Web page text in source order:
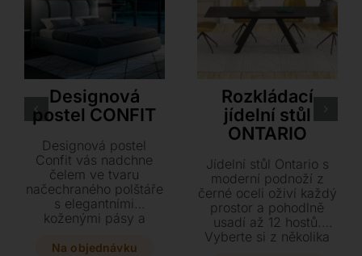
Designová
postel CONFIT
Designová postel
Confit vás nadchne
čelem ve tvaru
načechraného polštáře
s elegantními
koženými pásy a
dle vašeho výběru.
Na objednávku
Rozkládací
jídelní stůl
ONTARIO
Jídelní stůl Ontario s
moderní podnoží z
černé oceli oživí každý
prostor a pohodlně
usadí až 12 hostů.
Vyberte si z několika